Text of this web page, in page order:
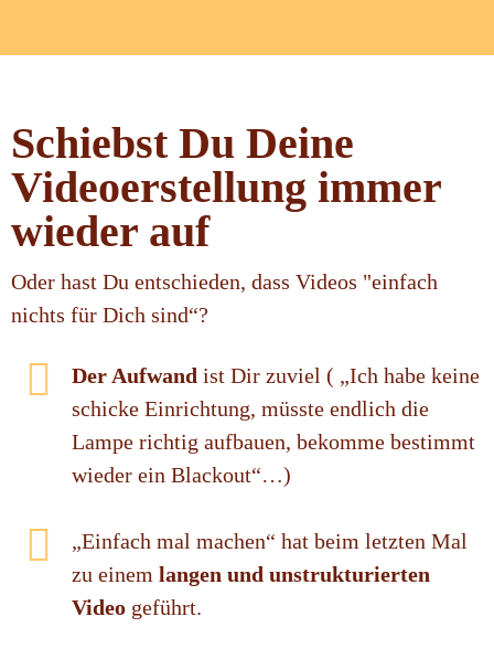
Schiebst Du Deine
Videoerstellung immer
wieder auf
Oder hast Du entschieden, dass Videos "einfach
nichts für Dich sind“?
Der Aufwand ist Dir zuviel ( „Ich habe keine
schicke Einrichtung, müsste endlich die
Lampe richtig aufbauen, bekomme bestimmt
wieder ein Blackout“…)
„Einfach mal machen“ hat beim letzten Mal
zu einem langen und unstrukturierten
Video geführt.